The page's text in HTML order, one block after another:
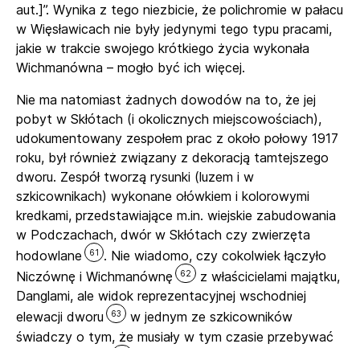
aut.]”. Wynika z tego niezbicie, że polichromie w pałacu
w Więsławicach nie były jedynymi tego typu pracami,
jakie w trakcie swojego krótkiego życia wykonała
Wichmanówna – mogło być ich więcej.
Nie ma natomiast żadnych dowodów na to, że jej
pobyt w Skłótach (i okolicznych miejscowościach),
udokumentowany zespołem prac z około połowy 1917
roku, był również związany z dekoracją tamtejszego
dworu. Zespół tworzą rysunki (luzem i w
szkicownikach) wykonane ołówkiem i kolorowymi
kredkami, przedstawiające m.in. wiejskie zabudowania
w Podczachach, dwór w Skłótach czy zwierzęta
hodowlane
61
. Nie wiadomo, czy cokolwiek łączyło
Niczównę i Wichmanównę
62
z właścicielami majątku,
Danglami, ale widok reprezentacyjnej wschodniej
elewacji dworu
63
w jednym ze szkicowników
świadczy o tym, że musiały w tym czasie przebywać